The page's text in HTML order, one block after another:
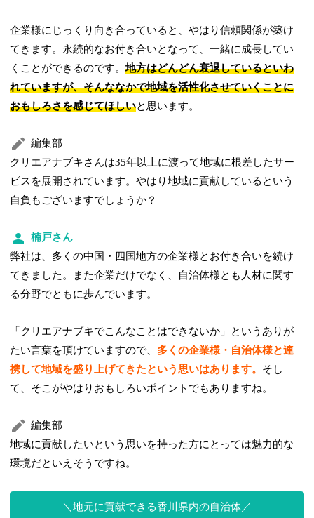
企業様にじっくり向き合っていると、やはり信頼関係が築け
てきます。永続的なお付き合いとなって、一緒に成長してい
くことができるのです。地方はどんどん衰退しているといわ
れていますが、そんななかで地域を活性化させていくことに
おもしろさを感じてほしいと思います。
編集部
クリエアナブキさんは35年以上に渡って地域に根差したサー
ビスを展開されています。やはり地域に貢献しているという
自負もございますでしょうか？
楠戸さん
弊社は、多くの中国・四国地方の企業様とお付き合いを続け
てきました。また企業だけでなく、自治体様とも人材に関す
る分野でともに歩んでいます。
「クリエアナブキでこんなことはできないか」というありが
たい言葉を頂けていますので、 多くの企業様・自治体様と連
携して地域を盛り上げてきたという思いはあります。 そし
て、そこがやはりおもしろいポイントでもありますね。
編集部
地域に貢献したいという思いを持った方にとっては魅力的な
環境だといえそうですね。
地元に貢献できる香川県内の自治体